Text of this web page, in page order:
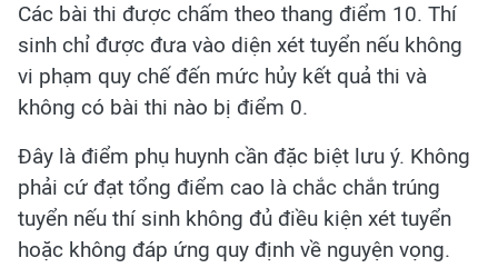
Các bài thi được chấm theo thang điểm 10. Thí
sinh chỉ được đưa vào diện xét tuyển nếu không
vi phạm quy chế đến mức hủy kết quả thi và
không có bài thi nào bị điểm 0.
Đây là điểm phụ huynh cần đặc biệt lưu ý. Không
phải cứ đạt tổng điểm cao là chắc chắn trúng
tuyển nếu thí sinh không đủ điều kiện xét tuyển
hoặc không đáp ứng quy định về nguyện vọng.